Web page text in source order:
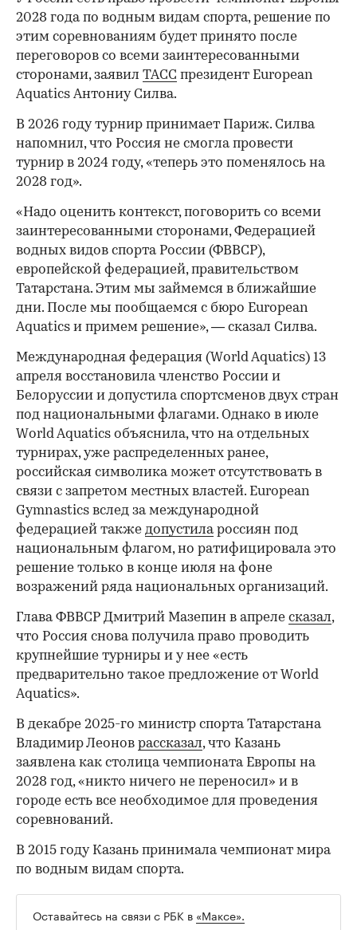
2028 года по водным видам спорта, решение по
этим соревнованиям будет принято после
переговоров со всеми заинтересованными
сторонами, заявил ТАСС президент European
Aquatics Антониу Силва.
В 2026 году турнир принимает Париж. Силва
напомнил, что Россия не смогла провести
турнир в 2024 году, «теперь это поменялось на
2028 год».
«Надо оценить контекст, поговорить со всеми
заинтересованными сторонами, Федерацией
водных видов спорта России (ФВВСР),
европейской федерацией, правительством
Татарстана. Этим мы займемся в ближайшие
дни. После мы пообщаемся с бюро European
Aquatics и примем решение», — сказал Силва.
Международная федерация (World Aquatics) 13
апреля восстановила членство России и
Белоруссии и допустила спортсменов двух стран
под национальными флагами. Однако в июле
World Aquatics объяснила, что на отдельных
турнирах, уже распределенных ранее,
российская символика может отсутствовать в
связи с запретом местных властей. European
Gymnastics вслед за международной
федерацией также допустилароссиян под
национальным флагом, но ратифицировала это
решение только в конце июля на фоне
возражений ряда национальных организаций.
Глава ФВВСР Дмитрий Мазепин в апреле сказал,
что Россия снова получила право проводить
крупнейшие турниры и у нее «есть
предварительно такое предложение от World
Aquatics».
В декабре 2025-го министр спорта Татарстана
Владимир Леонов рассказал, что Казань
заявлена как столица чемпионата Европы на
2028 год, «никто ничего не переносил» и в
городе есть все необходимое для проведения
соревнований.
В 2015 году Казань принимала чемпионат мира
по водным видам спорта.
Оставайтесь на связи с РБК в «Максе».